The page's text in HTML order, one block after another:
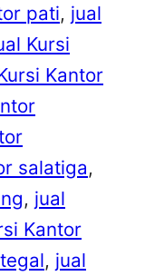
pati, jual
Kursi
Kantor
salatiga
, jual
Kantor
, jual